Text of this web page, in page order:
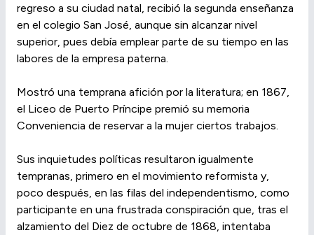
regreso a su ciudad natal, recibió la segunda enseñanza
en el colegio San José, aunque sin alcanzar nivel
superior, pues debía emplear parte de su tiempo en las
labores de la empresa paterna.
Mostró una temprana afición por la literatura; en 1867,
el Liceo de Puerto Príncipe premió su memoria
Conveniencia de reservar a la mujer ciertos trabajos.
Sus inquietudes políticas resultaron igualmente
tempranas, primero en el movimiento reformista y,
poco después, en las filas del independentismo, como
participante en una frustrada conspiración que, tras el
alzamiento del Diez de octubre de 1868, intentaba